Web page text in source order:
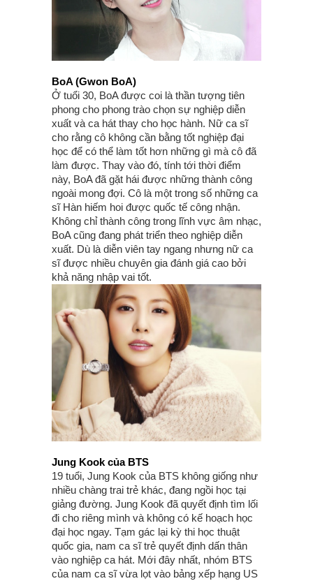
BoA (Gwon BoA)
Ở tuổi 30, BoA được coi là thần tượng tiên
phong cho phong trào chọn sự nghiệp diễn
xuất và ca hát thay cho học hành. Nữ ca sĩ
cho rằng cô không cần bằng tốt nghiệp đại
học để có thể làm tốt hơn những gì mà cô đã
làm được. Thay vào đó, tính tới thời điểm
này, BoA đã gặt hái được những thành công
ngoài mong đợi. Cô là một trong số những ca
sĩ Hàn hiếm hoi được quốc tế công nhận.
Không chỉ thành công trong lĩnh vực âm nhạc,
BoA cũng đang phát triển theo nghiệp diễn
xuất. Dù là diễn viên tay ngang nhưng nữ ca
sĩ được nhiều chuyên gia đánh giá cao bởi
khả năng nhập vai tốt.
Jung Kook của BTS
19 tuổi, Jung Kook của BTS không giống như
nhiều chàng trai trẻ khác, đang ngồi học tại
giảng đường. Jung Kook đã quyết định tìm lối
đi cho riêng mình và không có kế hoạch học
đại học ngay. Tạm gác lại kỳ thi học thuật
quốc gia, nam ca sĩ trẻ quyết định dấn thân
vào nghiệp ca hát. Mới đây nhất, nhóm BTS
của nam ca sĩ vừa lọt vào bảng xếp hạng US